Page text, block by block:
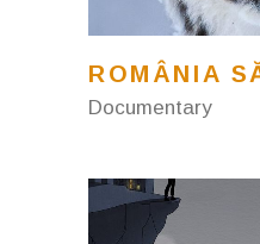
ROMÂNIA
Documentary